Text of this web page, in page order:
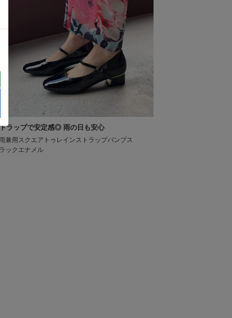
ラップで安定感◎ 雨の日も安心
兼用スクエアトゥレインストラップパンプス
ックエナメル